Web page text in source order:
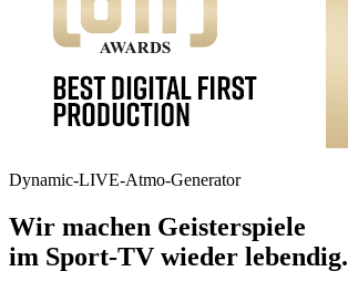
Dynamic-LIVE-Atmo-Generator
Wir machen Geisterspiele
im Sport-TV wieder lebendig.